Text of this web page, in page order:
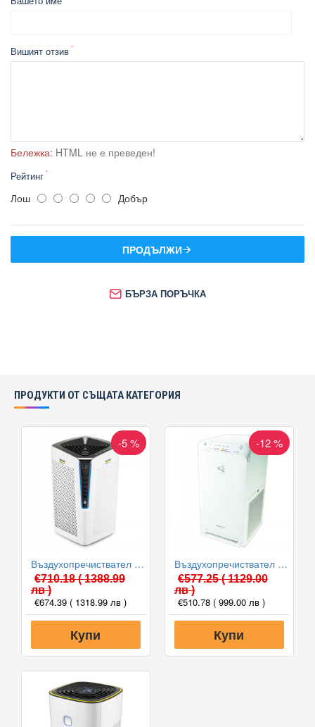
Вишият отзив
Бележка: HTML не е преведен!
Рейтинг
Лош Добър
ПРОДЪЛЖИ
БЪРЗА ПОРЪЧКА
ПРОДУКТИ ОТ СЪЩАТА КАТЕГОРИЯ
-5 %
Въздухопречиствател Karcher AF 100
€710.18( 1388.99
лв )
€674.39 ( 1318.99 лв )
Купи
-12 %
Въздухопречиствател Daikin MC55W
€577.25( 1129.00
лв )
€510.78 ( 999.00 лв )
Купи